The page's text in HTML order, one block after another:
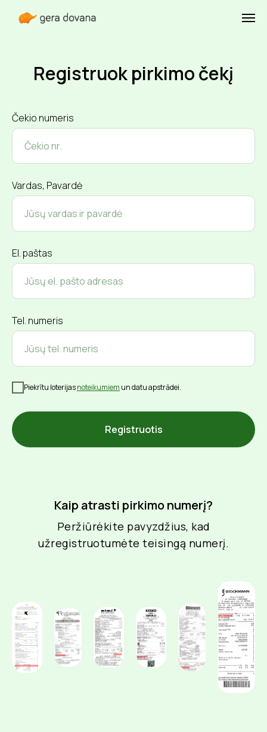
Registruok pirkimo čekį
Čekio numeris
Vardas, Pavardė
El. paštas
Tel. numeris
Piekrītu loterijasnoteikumiem un datu apstrādei.
Registruotis
Kaip atrasti pirkimo numerį?
Peržiūrėkite pavyzdžius, kad
užregistruotumėte teisingą numerį.